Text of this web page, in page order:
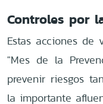
Controles por
Estas acciones
"Mes de la
prevenir riesgos
la importante